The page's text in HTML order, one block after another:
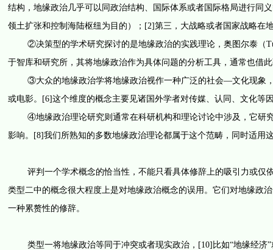
结构，地缘政治几乎可以同政治结构、国际体系或者国际格局进行同
领土扩张和控制海陆枢纽为目的）；[2]第三，大战略或者国家战略在
②决策型的学术研究探讨的是地缘政治的实践理论，奥图尔泰（
于智库和研究所，其将地缘政治作为具体问题的分析工具，通常也借
③大众的地缘政治学将地缘政治视作一种广泛的社会—文化现象，
或电影。[6]这个维度的概念主要见诸国外学者对传媒、认同、文化等
④地缘政治理论研究则通常在科研机构和理论讨论中涉及，它研究
影响。[8]我们所熟知的多数地缘政治理论都属于这个范畴，同时适用
评判一个学术概念的恰当性，不能只看具体修辞上的吸引力或仅
类型二中的概念很大程度上是对地缘政治概念的误用。它们对地缘政
一种累赘性的修辞。
类型一将地缘政治等同于冲突或者现实政治，[10]比如“地缘经济”